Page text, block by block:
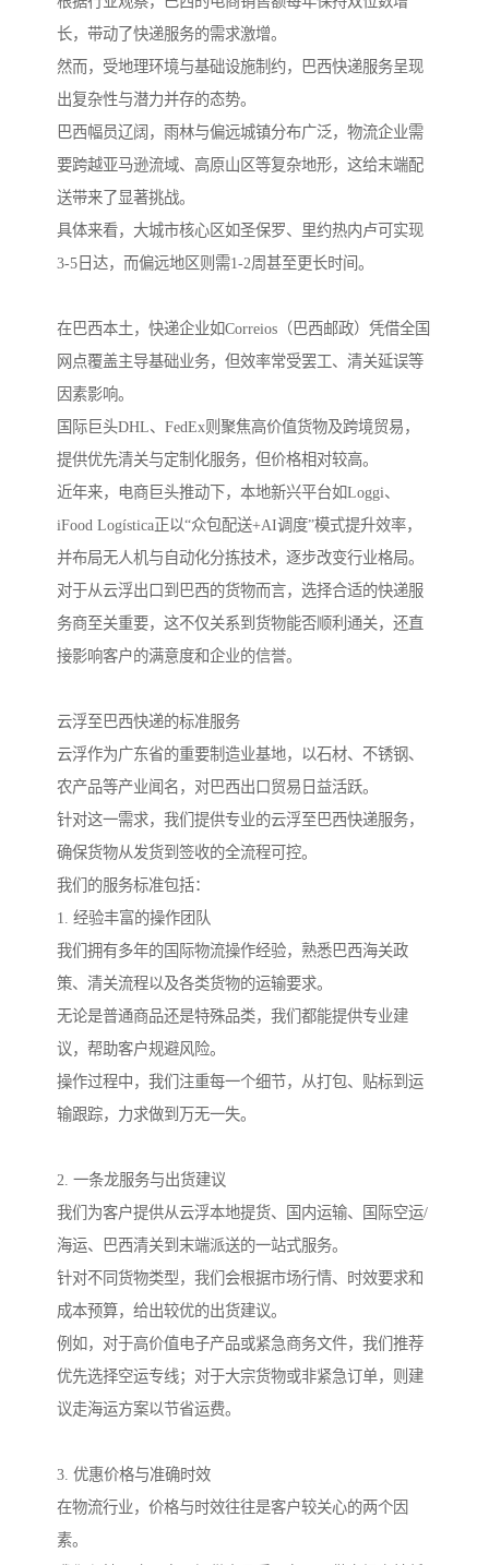
长，带动了快递服务的需求激增。
然而，受地理环境与基础设施制约，巴西快递服务呈现
出复杂性与潜力并存的态势。
巴西幅员辽阔，雨林与偏远城镇分布广泛，物流企业需
要跨越亚马逊流域、高原山区等复杂地形，这给末端配
送带来了显著挑战。
具体来看，大城市核心区如圣保罗、里约热内卢可实现
3-5日达，而偏远地区则需1-2周甚至更长时间。
在巴西本土，快递企业如Correios（巴西邮政）凭借全国
网点覆盖主导基础业务，但效率常受罢工、清关延误等
因素影响。
国际巨头DHL、FedEx则聚焦高价值货物及跨境贸易，
提供优先清关与定制化服务，但价格相对较高。
近年来，电商巨头推动下，本地新兴平台如Loggi、
iFood Logística正以“众包配送+AI调度”模式提升效率，
并布局无人机与自动化分拣技术，逐步改变行业格局。
对于从云浮出口到巴西的货物而言，选择合适的快递服
务商至关重要，这不仅关系到货物能否顺利通关，还直
接影响客户的满意度和企业的信誉。
云浮至巴西快递的标准服务
云浮作为广东省的重要制造业基地，以石材、不锈钢、
农产品等产业闻名，对巴西出口贸易日益活跃。
针对这一需求，我们提供专业的云浮至巴西快递服务，
确保货物从发货到签收的全流程可控。
我们的服务标准包括：
1. 经验丰富的操作团队
我们拥有多年的国际物流操作经验，熟悉巴西海关政
策、清关流程以及各类货物的运输要求。
无论是普通商品还是特殊品类，我们都能提供专业建
议，帮助客户规避风险。
操作过程中，我们注重每一个细节，从打包、贴标到运
输跟踪，力求做到万无一失。
2. 一条龙服务与出货建议
我们为客户提供从云浮本地提货、国内运输、国际空运/
海运、巴西清关到末端派送的一站式服务。
针对不同货物类型，我们会根据市场行情、时效要求和
成本预算，给出较优的出货建议。
例如，对于高价值电子产品或紧急商务文件，我们推荐
优先选择空运专线；对于大宗货物或非紧急订单，则建
议走海运方案以节省运费。
3. 优惠价格与准确时效
在物流行业，价格与时效往往是客户较关心的两个因
素。